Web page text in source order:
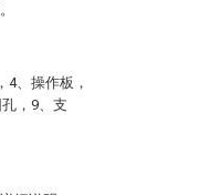
4、操作板，
，9、支